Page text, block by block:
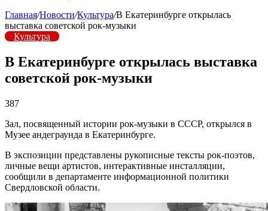
Главная/Новости/Культура/В Екатеринбурге открылась
выставка советской рок-музыки
Культура
В Екатеринбурге открылась выставка
советской рок-музыки
387
Зал, посвященный истории рок-музыки в СССР, открылся в
Музее андеграунда в Екатеринбурге.
В экспозиции представлены рукописные тексты рок-поэтов,
личные вещи артистов, интерактивные инсталляции,
сообщили в департаменте информационной политики
Свердловской области.